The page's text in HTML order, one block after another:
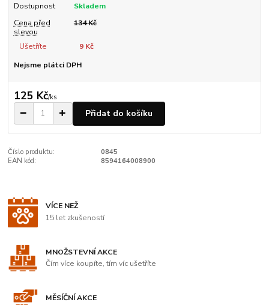
Dostupnost
Skladem
Cena před
slevou
134 Kč
Ušetříte
9 Kč
Nejsme plátci DPH
125 Kč/ks
Přidat do košíku
Číslo produktu:
0845
EAN kód:
8594164008900
VÍCE NEŽ
15 let zkušeností
MNOŽSTEVNÍ AKCE
Čím více koupíte, tím víc ušetříte
MĚSÍČNÍ AKCE